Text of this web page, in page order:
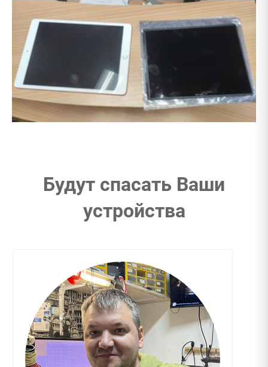
Будут спасать Ваши
устройства